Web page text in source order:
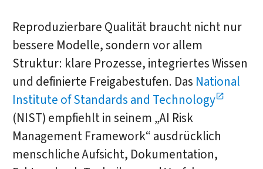
Reproduzierbare Qualität braucht nicht nur
bessere Modelle, sondern vor allem
Struktur: klare Prozesse, integriertes Wissen
und definierte Freigabestufen. Das National
Institute of Standards and Technology
(NIST) empfiehlt in seinem „AI Risk
Management Framework“ ausdrücklich
menschliche Aufsicht, Dokumentation,